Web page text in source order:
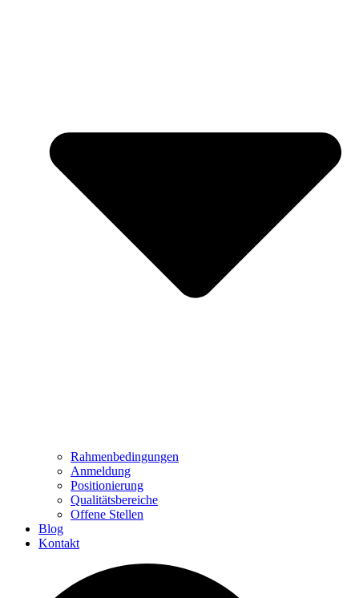
Rahmenbedingungen
Anmeldung
Positionierung
Qualitätsbereiche
Offene Stellen
Blog
Kontakt